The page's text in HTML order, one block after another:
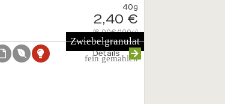
Zwiebelgranulat
fein gemahlen
40g
2,40 €
{6.00€/100g}
Details